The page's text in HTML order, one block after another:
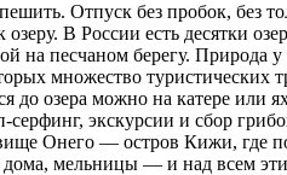
Отпуск без пробок, без
В России есть десятки
на песчаном берегу.
множество
до озера можно на катере
серфинг, экскурсии и сбор
Онего — остров Кижи, где
мельницы — и над всем